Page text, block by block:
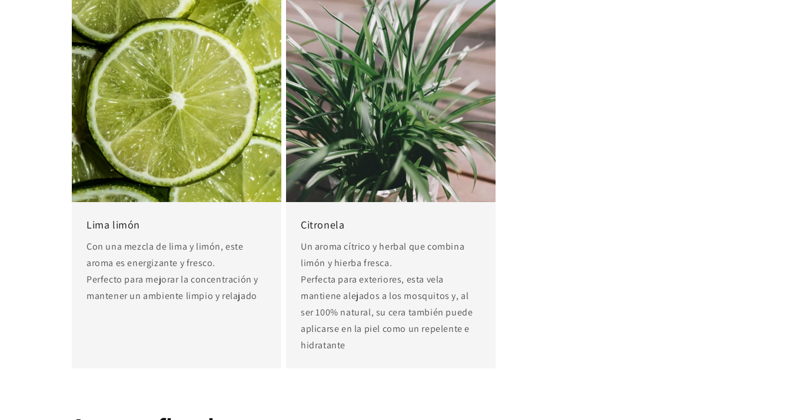
Lima limón
Con una mezcla de lima y limón, este
aroma es energizante y fresco.
Perfecto para mejorar la concentración y
mantener un ambiente limpio y relajado
Citronela
Un aroma cítrico y herbal que combina
limón y hierba fresca.
Perfecta para exteriores, esta vela
mantiene alejados a los mosquitos y, al
ser 100% natural, su cera también puede
aplicarse en la piel como un repelente e
hidratante